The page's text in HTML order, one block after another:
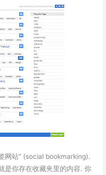
网站” (social bookmarking).
是你存在收藏夹里的内容. 你